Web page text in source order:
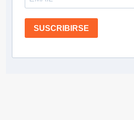
SUSCRIBIRSE